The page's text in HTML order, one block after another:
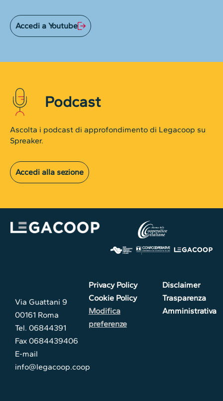
Accedi a Youtube
Podcast
Ascolta i podcast di approfondimento di Legacoop su
Spreaker.
Accedi alla sezione
Via Guattani 9
00161 Roma
Tel. 06844391
Fax 0684439406
E-mail
info@legacoop.coop
Privacy Policy
Cookie Policy
Modifica
preferenze
Disclaimer
Trasparenza
Amministrativa